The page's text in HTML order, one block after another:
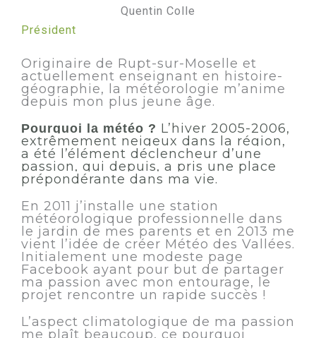
Quentin Colle
Président
Originaire de Rupt-sur-Moselle et
actuellement enseignant en histoire-
géographie, la météorologie m’anime
depuis mon plus jeune âge.
Pourquoi la météo ? L’hiver 2005-2006,
extrêmement neigeux dans la région,
a été l’élément déclencheur d’une
passion, qui depuis, a pris une place
prépondérante dans ma vie.
En 2011 j’installe une station
météorologique professionnelle dans
le jardin de mes parents et en 2013 me
vient l’idée de créer Météo des Vallées.
Initialement une modeste page
Facebook ayant pour but de partager
ma passion avec mon entourage, le
projet rencontre un rapide succès !
L’aspect climatologique de ma passion
me plaît beaucoup, ce pourquoi